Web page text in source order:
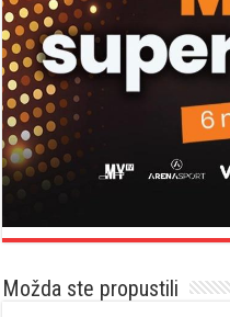
Možda ste propustili